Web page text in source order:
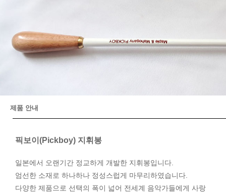
제품 안내
픽보이(Pickboy) 지휘봉
일본에서 오랜기간 정교하게 개발한 지휘봉입니다.
엄선한 소재로 하나하나 정성스럽게 마무리하였습니다.
다양한 제품으로 선택의 폭이 넓어 전세계 음악가들에게 사랑